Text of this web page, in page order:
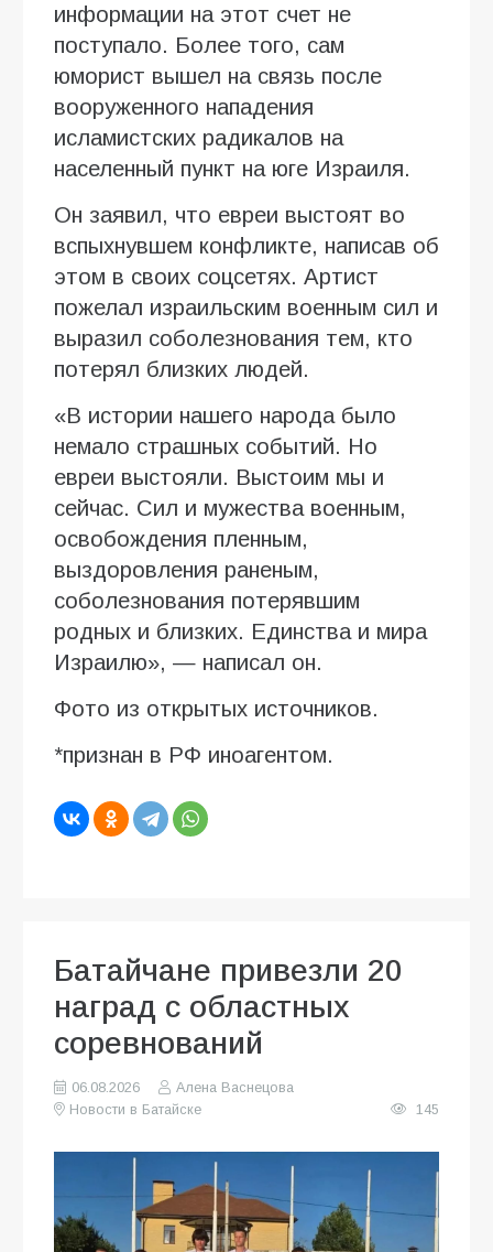
информации на этот счет не
поступало. Более того, сам
юморист вышел на связь после
вооруженного нападения
исламистских радикалов на
населенный пункт на юге Израиля.
Он заявил, что евреи выстоят во
вспыхнувшем конфликте, написав об
этом в своих соцсетях. Артист
пожелал израильским военным сил и
выразил соболезнования тем, кто
потерял близких людей.
«В истории нашего народа было
немало страшных событий. Но
евреи выстояли. Выстоим мы и
сейчас. Сил и мужества военным,
освобождения пленным,
выздоровления раненым,
соболезнования потерявшим
родных и близких. Единства и мира
Израилю», — написал он.
Фото из открытых источников.
*признан в РФ иноагентом.
Батайчане привезли 20
наград с областных
соревнований
06.08.2026
Алена Васнецова
Новости в Батайске
145